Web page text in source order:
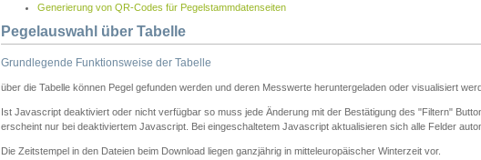
Generierung von QR-Codes für Pegelstammdatenseiten
Pegelauswahl über Tabelle
Grundlegende Funktionsweise der Tabelle
über die Tabelle können Pegel gefunden werden und deren Messwerte heruntergeladen oder visualisiert
Ist Javascript deaktiviert oder nicht verfügbar so muss jede Änderung mit der Bestätigung des "Filtern"
erscheint nur bei deaktiviertem Javascript. Bei eingeschaltetem Javascript aktualisieren sich alle Felder
Die Zeitstempel in den Dateien beim Download liegen ganzjährig in mitteleuropäischer Winterzeit vor.